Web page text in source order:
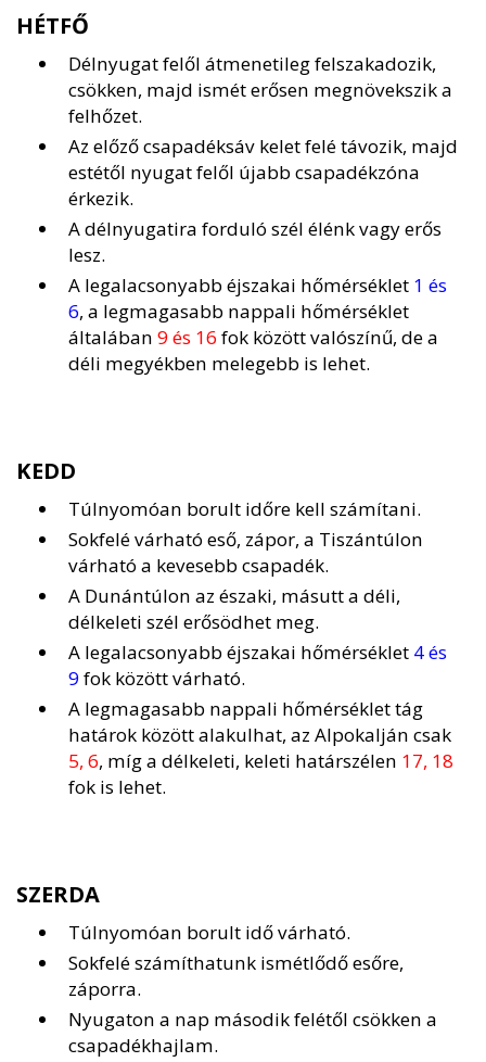
HÉTFŐ
Délnyugat felől átmenetileg felszakadozik,
csökken, majd ismét erősen megnövekszik a
felhőzet.
Az előző csapadéksáv kelet felé távozik, majd
estétől nyugat felől újabb csapadékzóna
érkezik.
A délnyugatira forduló szél élénk vagy erős
lesz.
A legalacsonyabb éjszakai hőmérséklet 1 és
6, a legmagasabb nappali hőmérséklet
általában 9 és 16 fok között valószínű, de a
déli megyékben melegebb is lehet.
KEDD
Túlnyomóan borult időre kell számítani.
Sokfelé várható eső, zápor, a Tiszántúlon
várható a kevesebb csapadék.
A Dunántúlon az északi, másutt a déli,
délkeleti szél erősödhet meg.
A legalacsonyabb éjszakai hőmérséklet 4 és
9fok között várható.
A legmagasabb nappali hőmérséklet tág
határok között alakulhat, az Alpokalján csak
5, 6, míg a délkeleti, keleti határszélen 17, 18
fok is lehet.
SZERDA
Túlnyomóan borult idő várható.
Sokfelé számíthatunk ismétlődő esőre,
záporra.
Nyugaton a nap második felétől csökken a
csapadékhajlam.